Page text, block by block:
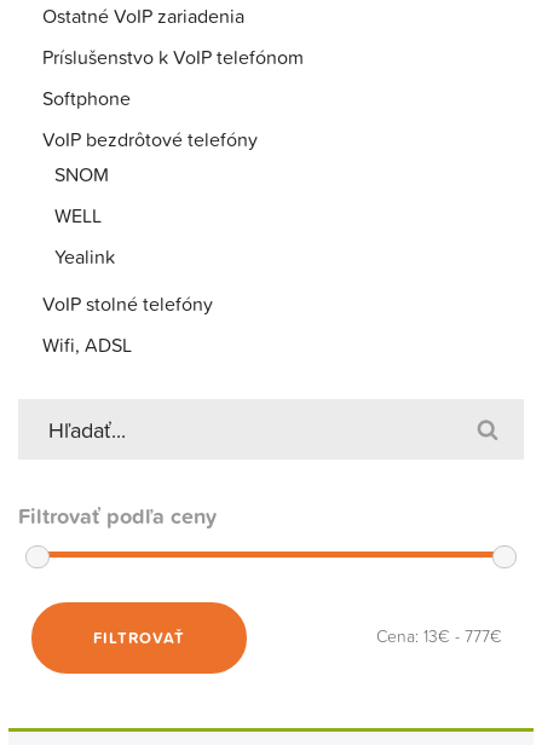
Ostatné VoIP zariadenia
Príslušenstvo k VoIP telefónom
Softphone
VoIP bezdrôtové telefóny
SNOM
WELL
Yealink
VoIP stolné telefóny
Wifi, ADSL
Filtrovať podľa ceny
FILTROVAŤ Cena: 13€ - 777€